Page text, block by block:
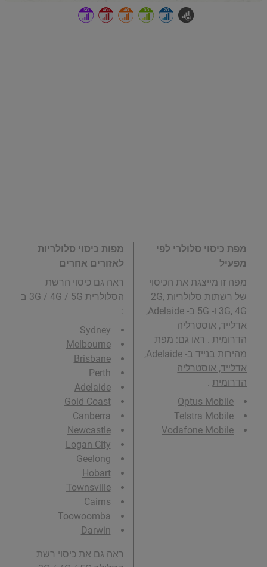
מפת כיסוי סלולרי לפי
מפעיל
מפה זו מייצגת את הכיסוי
של רשתות סלולריות 2G,
3G, 4G ו- 5G ב- Adelaide,
אדלייד, אוסטרליה
הדרומית . ראו גם: מפת
מהירות בנייד ב-
Adelaide,
אדלייד, אוסטרליה
הדרומית .
Optus Mobile
Telstra Mobile
Vodafone Mobile
מפות כיסוי סלולריות
לאזורים אחרים
ראה גם כיסוי הרשת
הסלולרית 3G / 4G / 5G ב
:
Sydney
Melbourne
Brisbane
Perth
Adelaide
Gold Coast
Canberra
Newcastle
Logan City
Geelong
Hobart
Townsville
Cairns
Toowoomba
Darwin
ראה גם את כיסוי רשת